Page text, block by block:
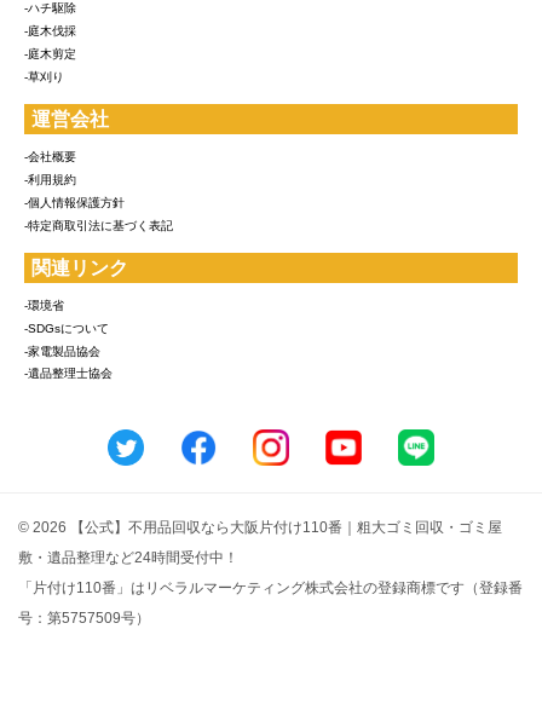
-ハチ駆除
-庭木伐採
-庭木剪定
-草刈り
運営会社
-会社概要
-利用規約
-個人情報保護方針
-特定商取引法に基づく表記
関連リンク
-環境省
-SDGsについて
-家電製品協会
-遺品整理士協会
© 2026 【公式】不用品回収なら大阪片付け110番｜粗大ゴミ回収・ゴミ屋
敷・遺品整理など24時間受付中！
「片付け110番」はリベラルマーケティング株式会社の登録商標です（登録番
号：第5757509号）